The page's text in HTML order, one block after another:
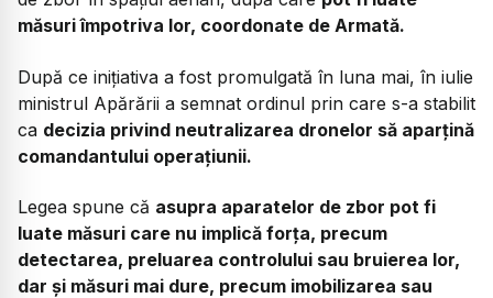
măsuri împotriva lor, coordonate de Armată.
După ce inițiativa a fost promulgată în luna mai, în iulie
ministrul Apărării a semnat ordinul prin care s-a stabilit
ca decizia privind neutralizarea dronelor să aparțină
comandantului operațiunii.
Legea spune că asupra aparatelor de zbor pot fi
luate măsuri care nu implică forța, precum
detectarea, preluarea controlului sau bruierea lor,
dar și măsuri mai dure, precum imobilizarea sau